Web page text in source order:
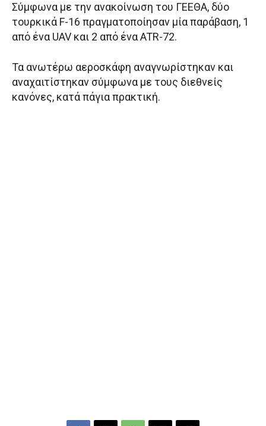
Σύμφωνα με την ανακοίνωση του ΓΕΕΘΑ, δύο
τουρκικά F-16 πραγματοποίησαν μία παράβαση, 1
από ένα UAV και 2 από ένα ATR-72.
Τα ανωτέρω αεροσκάφη αναγνωρίστηκαν και
αναχαιτίστηκαν σύμφωνα με τους διεθνείς
κανόνες, κατά πάγια πρακτική.